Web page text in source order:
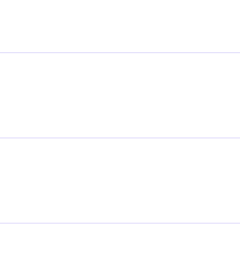
werkwijze.
BOBsport-campagne,